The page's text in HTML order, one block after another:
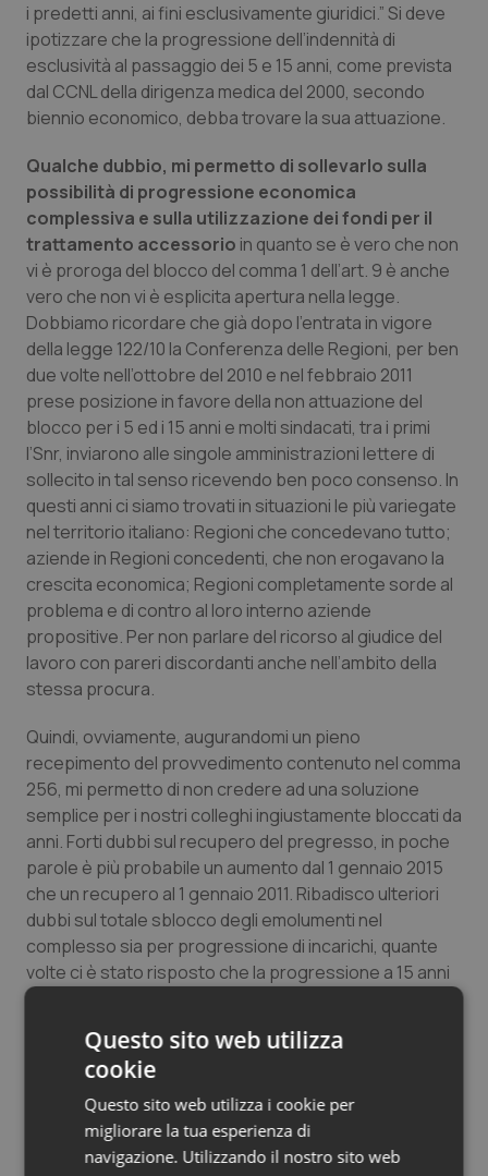
Sicilia
Toscana
Valle D’Aosta
Veneto
Neuroscienze & patologie neurodegenerative
Obesità
Oncodermatologia
Oncoematologia
Oncologia & Nutrizione
Psoriasi & pelle
Quotidiano Cardiologia
Quotidiano Chirurgia
Quotidiano Oncologia
Quotidiano Pediatria
Rene & patologie urogenitali
Sangue & coagulazione
Tiroide
Tumore al seno
Tumore ovarico
Tumori gastrointestinali
Ulcera & Reflusso
Vaccini
i predetti anni, ai fini esclusivamente giuridici.” Si deve
ipotizzare che la progressione dell’indennità di
esclusività al passaggio dei 5 e 15 anni, come prevista
dal CCNL della dirigenza medica del 2000, secondo
biennio economico, debba trovare la sua attuazione.
Qualche dubbio, mi permetto di sollevarlo sulla
possibilità di progressione economica
complessiva e sulla utilizzazione dei fondi per il
trattamento accessorio in quanto se è vero che non
vi è proroga del blocco del comma 1 dell’art. 9 è anche
vero che non vi è esplicita apertura nella legge.
Dobbiamo ricordare che già dopo l’entrata in vigore
della legge 122/10 la Conferenza delle Regioni, per ben
due volte nell’ottobre del 2010 e nel febbraio 2011
prese posizione in favore della non attuazione del
blocco per i 5 ed i 15 anni e molti sindacati, tra i primi
l’Snr, inviarono alle singole amministrazioni lettere di
sollecito in tal senso ricevendo ben poco consenso. In
questi anni ci siamo trovati in situazioni le più variegate
nel territorio italiano: Regioni che concedevano tutto;
aziende in Regioni concedenti, che non erogavano la
crescita economica; Regioni completamente sorde al
problema e di contro al loro interno aziende
propositive. Per non parlare del ricorso al giudice del
lavoro con pareri discordanti anche nell’ambito della
stessa procura.
Quindi, ovviamente, augurandomi un pieno
recepimento del provvedimento contenuto nel comma
256, mi permetto di non credere ad una soluzione
semplice per i nostri colleghi ingiustamente bloccati da
anni. Forti dubbi sul recupero del pregresso, in poche
parole è più probabile un aumento dal 1 gennaio 2015
che un recupero al 1 gennaio 2011. Ribadisco ulteriori
dubbi sul totale sblocco degli emolumenti nel
complesso sia per progressione di incarichi, quante
volte ci è stato risposto che la progressione a 15 anni
non ci poteva essere perché non c’era incarico libero,
Francesco Lucà
Presidente Fondazione Snr
Questo sito web utilizza
cookie
Questo sito web utilizza i cookie per
migliorare la tua esperienza di
navigazione. Utilizzando il nostro sito web